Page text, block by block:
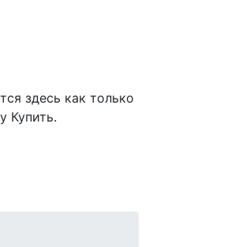
здесь как только
Купить.